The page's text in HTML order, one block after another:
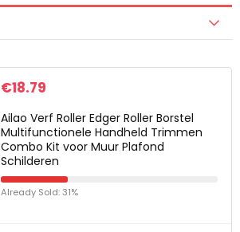
€18.79
Ailao Verf Roller Edger Roller Borstel
Multifunctionele Handheld Trimmen
Combo Kit voor Muur Plafond
Schilderen
Already Sold: 31%